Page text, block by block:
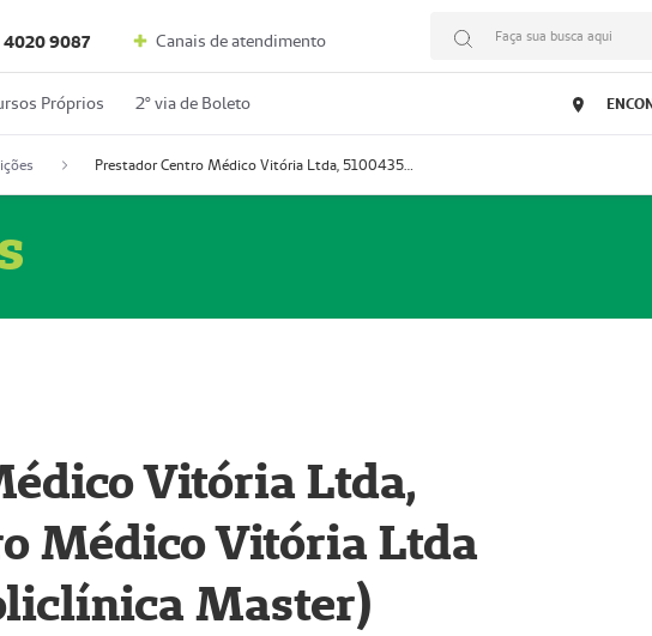
4020 9087 Canais de atendimento Faça sua busca aqui
Próprios 2º via de Boleto
Prestador Centro Médico Vitória Ltda, 51004350-4: Centro Médico Vitória Ltda (Nome Fantasia: Policlínica Master)
Vitória Ltda,
Médico Vitória Ltda
Master)